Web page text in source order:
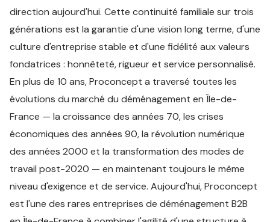
direction aujourd'hui. Cette continuité familiale sur trois
générations est la garantie d'une vision long terme, d'une
culture d'entreprise stable et d'une fidélité aux valeurs
fondatrices : honnêteté, rigueur et service personnalisé.
En plus de 10 ans, Proconcept a traversé toutes les
évolutions du marché du déménagement en Île-de-
France — la croissance des années 70, les crises
économiques des années 90, la révolution numérique
des années 2000 et la transformation des modes de
travail post-2020 — en maintenant toujours le même
niveau d'exigence et de service. Aujourd'hui, Proconcept
est l'une des rares entreprises de déménagement B2B